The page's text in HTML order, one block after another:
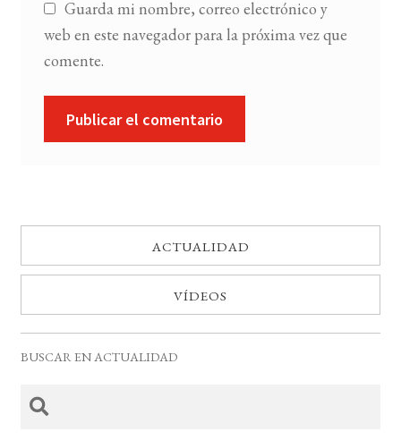
Guarda mi nombre, correo electrónico y
web en este navegador para la próxima vez que
comente.
ACTUALIDAD
VÍDEOS
BUSCAR EN ACTUALIDAD